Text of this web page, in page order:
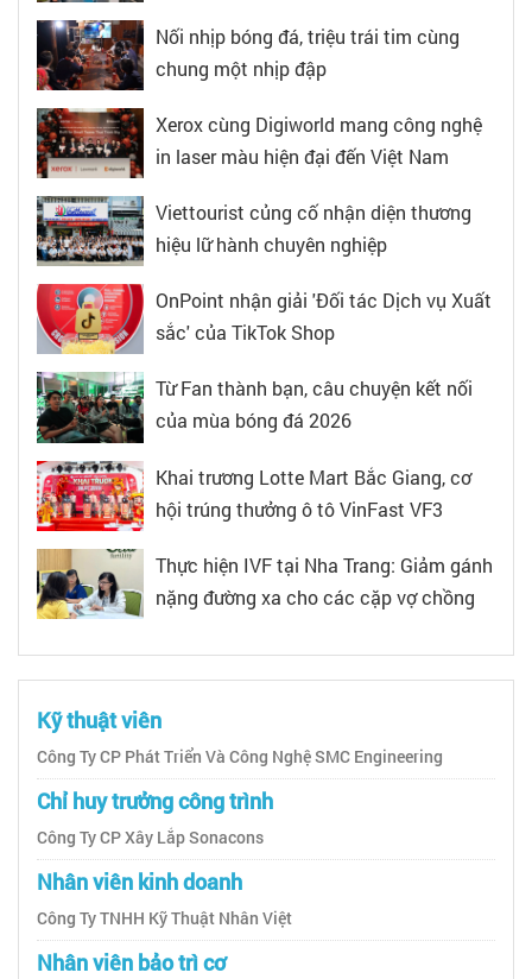
Nối nhịp bóng đá, triệu trái tim cùng
chung một nhịp đập
Xerox cùng Digiworld mang công nghệ
in laser màu hiện đại đến Việt Nam
Viettourist củng cố nhận diện thương
hiệu lữ hành chuyên nghiệp
OnPoint nhận giải 'Đối tác Dịch vụ Xuất
sắc' của TikTok Shop
Từ Fan thành bạn, câu chuyện kết nối
của mùa bóng đá 2026
Khai trương Lotte Mart Bắc Giang, cơ
hội trúng thưởng ô tô VinFast VF3
Thực hiện IVF tại Nha Trang: Giảm gánh
nặng đường xa cho các cặp vợ chồng
Kỹ thuật viên
Công Ty CP Phát Triển Và Công Nghệ SMC Engineering
Chỉ huy trưởng công trình
Công Ty CP Xây Lắp Sonacons
Nhân viên kinh doanh
Công Ty TNHH Kỹ Thuật Nhân Việt
Nhân viên bảo trì cơ